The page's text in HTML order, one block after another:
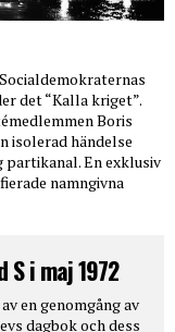
det “Kalla kriget”.
Boris
isolerad händelse
partikanal. En exklusiv
namngivna
S i maj 1972
en genomgång av
dagbok och dess